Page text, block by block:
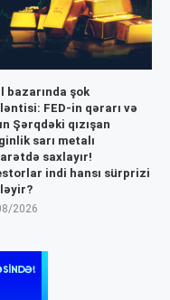
bazarında şok
FED-in qərarı və
Şərqdəki qızışan
sarı metalı
saxlayır!
indi hansı sürprizi
2026